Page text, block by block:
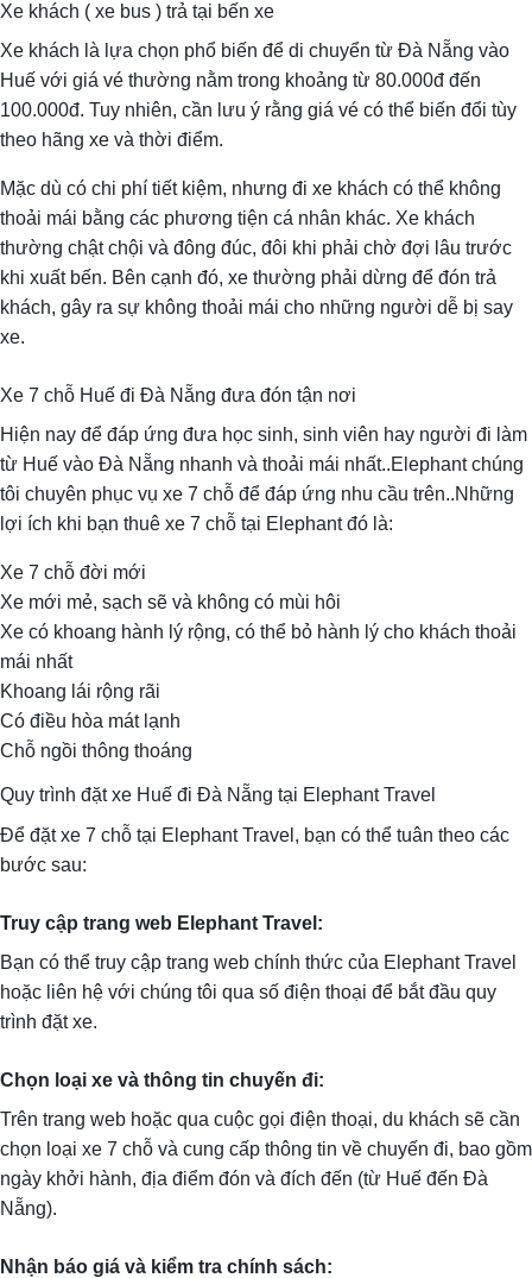
Xe khách ( xe bus ) trả tại bến xe
Xe khách là lựa chọn phổ biến để di chuyển từ Đà Nẵng vào
Huế với giá vé thường nằm trong khoảng từ 80.000đ đến
100.000đ. Tuy nhiên, cần lưu ý rằng giá vé có thể biến đổi tùy
theo hãng xe và thời điểm.
Mặc dù có chi phí tiết kiệm, nhưng đi xe khách có thể không
thoải mái bằng các phương tiện cá nhân khác. Xe khách
thường chật chội và đông đúc, đôi khi phải chờ đợi lâu trước
khi xuất bến. Bên cạnh đó, xe thường phải dừng để đón trả
khách, gây ra sự không thoải mái cho những người dễ bị say
xe.
Xe 7 chỗ Huế đi Đà Nẵng đưa đón tận nơi
Hiện nay để đáp ứng đưa học sinh, sinh viên hay người đi làm
từ Huế vào Đà Nẵng nhanh và thoải mái nhất..Elephant chúng
tôi chuyên phục vụ xe 7 chỗ để đáp ứng nhu cầu trên..Những
lợi ích khi bạn thuê xe 7 chỗ tại Elephant đó là:
Xe 7 chỗ đời mới
Xe mới mẻ, sạch sẽ và không có mùi hôi
Xe có khoang hành lý rộng, có thể bỏ hành lý cho khách thoải
mái nhất
Khoang lái rộng rãi
Có điều hòa mát lạnh
Chỗ ngồi thông thoáng
Quy trình đặt xe Huế đi Đà Nẵng tại Elephant Travel
Để đặt xe 7 chỗ tại Elephant Travel, bạn có thể tuân theo các
bước sau:
Truy cập trang web Elephant Travel:
Bạn có thể truy cập trang web chính thức của Elephant Travel
hoặc liên hệ với chúng tôi qua số điện thoại để bắt đầu quy
trình đặt xe.
Chọn loại xe và thông tin chuyến đi:
Trên trang web hoặc qua cuộc gọi điện thoại, du khách sẽ cần
chọn loại xe 7 chỗ và cung cấp thông tin về chuyến đi, bao gồm
ngày khởi hành, địa điểm đón và đích đến (từ Huế đến Đà
Nẵng).
Nhận báo giá và kiểm tra chính sách: